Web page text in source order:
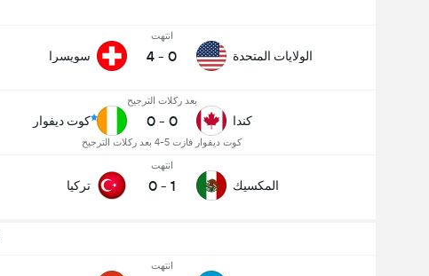
الولايات المتحدة
انتهت
0
-
4 سويسرا
كندا
بعد ركلات الترجيح
0
-
0
كوت ديفوار فازت 5-4 بعد ركلات الترجيح
كوت ديفوار
المكسيك
انتهت
1
-
0 تركيا
انتهت